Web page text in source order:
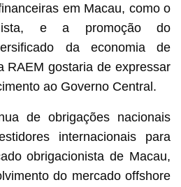
em Macau, como o
e a promoção do
da economia de
RAEM gostaria de expressar
ao Governo Central.
de obrigações nacionais
internacionais para
obrigacionista de Macau,
do mercado offshore